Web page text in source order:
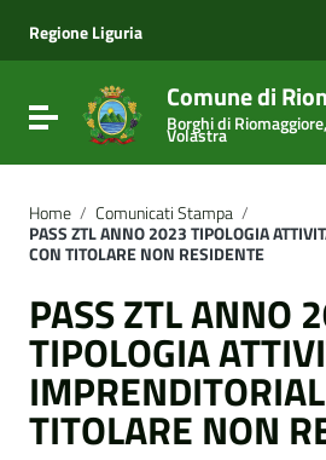
Vai al menu di navigazione
Vai al footer
Regione Liguria
Attiva / disattiva la navigazione
Comune di
Borghi di
Volastra
Home / Comunicati Stampa /
PASS ZTL ANNO 2023 TIPOLOGIA
CON TITOLARE NON RESIDENTE
PASS ZTL ANNO
TIPOLOGIA
TITOLARE NON